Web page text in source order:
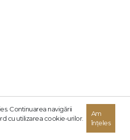
Continuarea navigării
cu utilizarea cookie-urilor.
Am
înțeles